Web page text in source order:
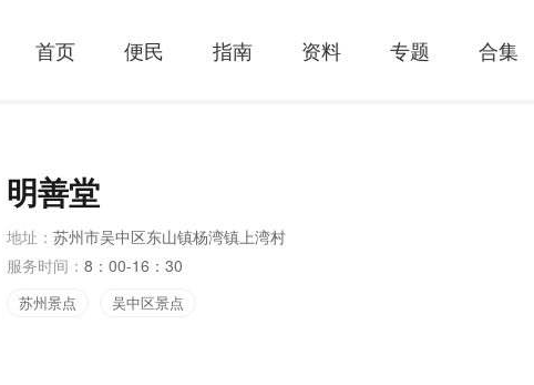
首页 便民 指南 资料 专题 合集
明善堂
地址： 苏州市吴中区东山镇杨湾镇上湾村
服务时间： 8：00-16：30
苏州景点 吴中区景点